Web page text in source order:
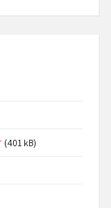
(401 kB)